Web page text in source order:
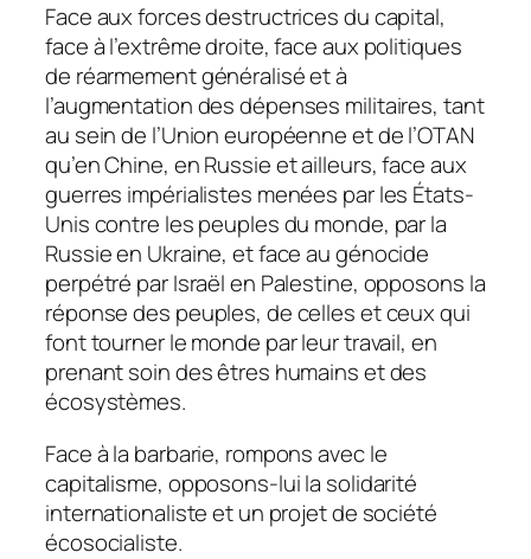
Face aux forces destructrices du capital,
face à l’extrême droite, face aux politiques
de réarmement généralisé et à
l’augmentation des dépenses militaires, tant
au sein de l’Union européenne et de l’OTAN
qu’en Chine, en Russie et ailleurs, face aux
guerres impérialistes menées par les États-
Unis contre les peuples du monde, par la
Russie en Ukraine, et face au génocide
perpétré par Israël en Palestine, opposons la
réponse des peuples, de celles et ceux qui
font tourner le monde par leur travail, en
prenant soin des êtres humains et des
écosystèmes.
Face à la barbarie, rompons avec le
capitalisme, opposons-lui la solidarité
internationaliste et un projet de société
écosocialiste.